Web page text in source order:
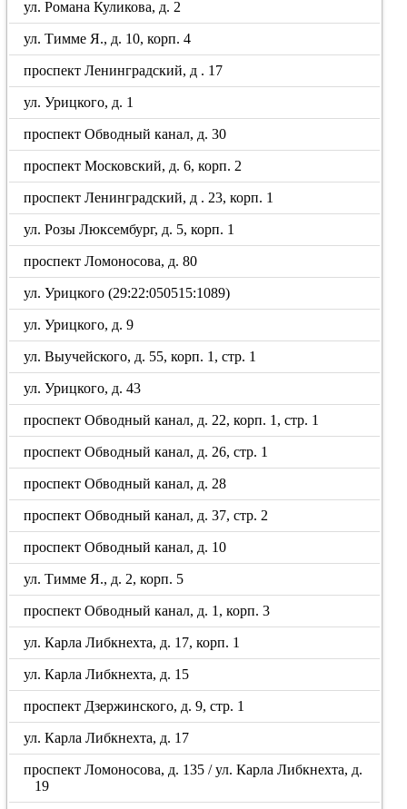
ул. Романа Куликова, д. 2
ул. Тимме Я., д. 10, корп. 4
проспект Ленинградский, д . 17
ул. Урицкого, д. 1
проспект Обводный канал, д. 30
проспект Московский, д. 6, корп. 2
проспект Ленинградский, д . 23, корп. 1
ул. Розы Люксембург, д. 5, корп. 1
проспект Ломоносова, д. 80
ул. Урицкого (29:22:050515:1089)
ул. Урицкого, д. 9
ул. Выучейского, д. 55, корп. 1, стр. 1
ул. Урицкого, д. 43
проспект Обводный канал, д. 22, корп. 1, стр. 1
проспект Обводный канал, д. 26, стр. 1
проспект Обводный канал, д. 28
проспект Обводный канал, д. 37, стр. 2
проспект Обводный канал, д. 10
ул. Тимме Я., д. 2, корп. 5
проспект Обводный канал, д. 1, корп. 3
ул. Карла Либкнехта, д. 17, корп. 1
ул. Карла Либкнехта, д. 15
проспект Дзержинского, д. 9, стр. 1
ул. Карла Либкнехта, д. 17
проспект Ломоносова, д. 135 / ул. Карла Либкнехта, д.
19